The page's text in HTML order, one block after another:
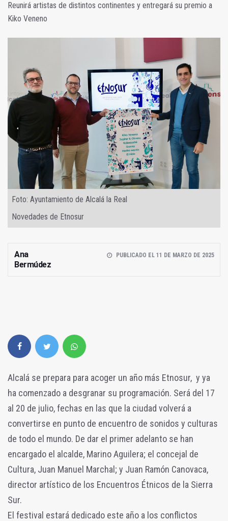
Reunirá artistas de distintos continentes y entregará su premio a
Kiko Veneno
Foto: Ayuntamiento de Alcalá la Real
Novedades de Etnosur
Ana
Bermúdez
PUBLICADO EL 11 DE MARZO DE 2025
Alcalá se prepara para acoger un año más Etnosur, y ya
ha comenzado a desgranar su programación. Será del 17
al 20 de julio, fechas en las que la ciudad volverá a
convertirse en punto de encuentro de sonidos y culturas
de todo el mundo. De dar el primer adelanto se han
encargado el alcalde, Marino Aguilera; el concejal de
Cultura, Juan Manuel Marchal; y Juan Ramón Canovaca,
director artístico de los Encuentros Étnicos de la Sierra
Sur.
El festival estará dedicado este año a los conflictos